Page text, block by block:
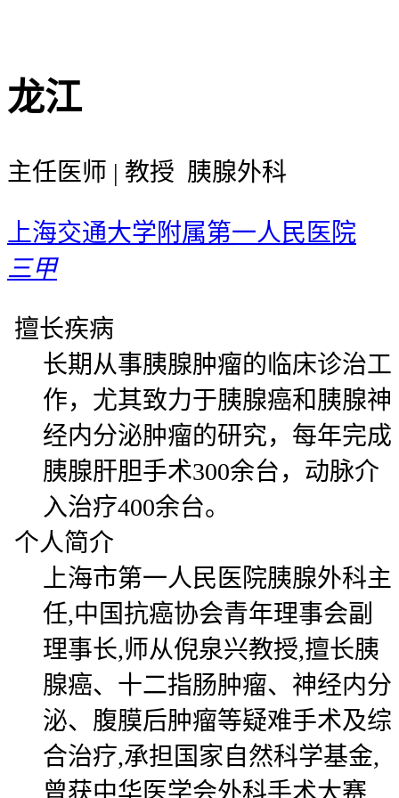
龙江
主任医师 | 教授 胰腺外科
上海交通大学附属第一人民医院
三甲
擅长疾病
长期从事胰腺肿瘤的临床诊治工
作，尤其致力于胰腺癌和胰腺神
经内分泌肿瘤的研究，每年完成
胰腺肝胆手术300余台，动脉介
入治疗400余台。
个人简介
上海市第一人民医院胰腺外科主
任,中国抗癌协会青年理事会副
理事长,师从倪泉兴教授,擅长胰
腺癌、十二指肠肿瘤、神经内分
泌、腹膜后肿瘤等疑难手术及综
合治疗,承担国家自然科学基金,
曾获中华医学会外科手术大赛